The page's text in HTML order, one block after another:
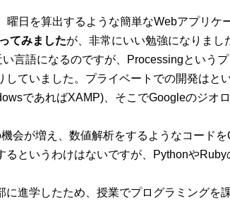
日を算出するような簡単なWebアプリケ
てみましたが、非常にいい勉強になりまし
言語になるのですが、
Processingという
ていました。プライベートでの開発はと
であればXAMP)、そこでGoogleのジオ
会が増え、数値解析をするようなコード
というわけはないですが、Pythonや
進学したため、授業でプログラミングを